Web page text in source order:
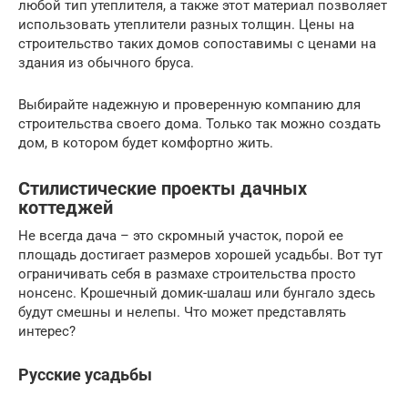
любой тип утеплителя, а также этот материал позволяет
использовать утеплители разных толщин. Цены на
строительство таких домов сопоставимы с ценами на
здания из обычного бруса.
Выбирайте надежную и проверенную компанию для
строительства своего дома. Только так можно создать
дом, в котором будет комфортно жить.
Стилистические проекты дачных
коттеджей
Не всегда дача – это скромный участок, порой ее
площадь достигает размеров хорошей усадьбы. Вот тут
ограничивать себя в размахе строительства просто
нонсенс. Крошечный домик-шалаш или бунгало здесь
будут смешны и нелепы. Что может представлять
интерес?
Русские усадьбы